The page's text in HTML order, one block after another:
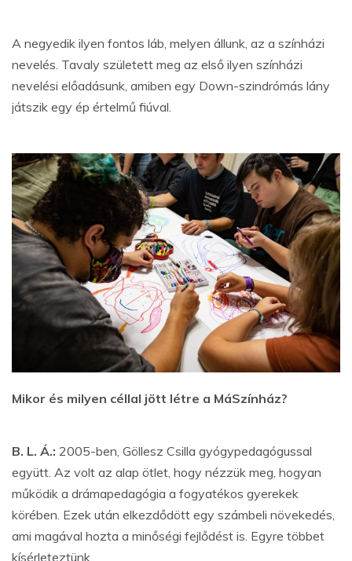
A negyedik ilyen fontos láb, melyen állunk, az a színházi
nevelés. Tavaly született meg az első ilyen színházi
nevelési előadásunk, amiben egy Down-szindrómás lány
játszik egy ép értelmű fiúval.
Mikor és milyen céllal jött létre a MáSzínház?
B. L. Á.: 2005-ben, Göllesz Csilla gyógypedagógussal
együtt. Az volt az alap ötlet, hogy nézzük meg, hogyan
működik a drámapedagógia a fogyatékos gyerekek
körében. Ezek után elkezdődött egy számbeli növekedés,
ami magával hozta a minőségi fejlődést is. Egyre többet
kísérleteztünk.